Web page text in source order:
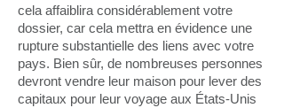
cela affaiblira considérablement votre
dossier, car cela mettra en évidence une
rupture substantielle des liens avec votre
pays. Bien sûr, de nombreuses personnes
devront vendre leur maison pour lever des
capitaux pour leur voyage aux États-Unis